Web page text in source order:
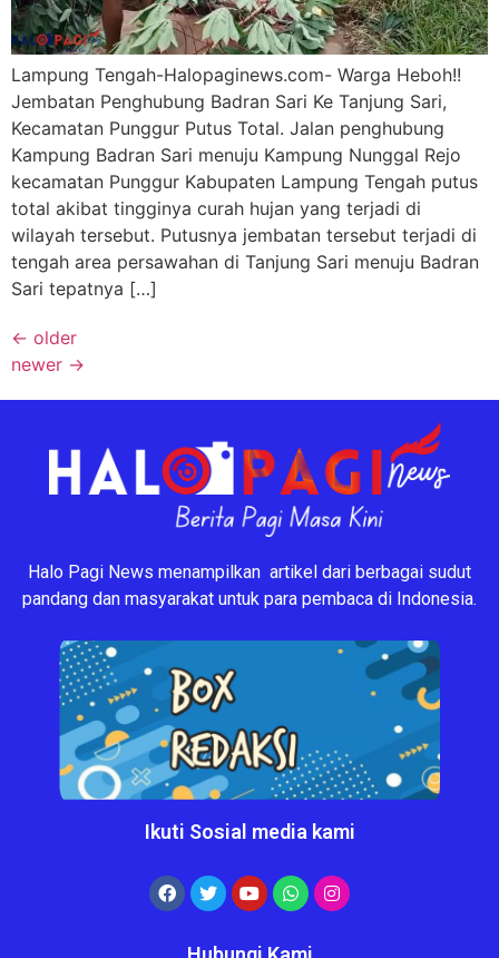
Lampung Tengah-Halopaginews.com- Warga Heboh!!
Jembatan Penghubung Badran Sari Ke Tanjung Sari,
Kecamatan Punggur Putus Total. Jalan penghubung
Kampung Badran Sari menuju Kampung Nunggal Rejo
kecamatan Punggur Kabupaten Lampung Tengah putus
total akibat tingginya curah hujan yang terjadi di
wilayah tersebut. Putusnya jembatan tersebut terjadi di
tengah area persawahan di Tanjung Sari menuju Badran
Sari tepatnya […]
← older
newer →
Halo Pagi News menampilkan artikel dari berbagai sudut
pandang dan masyarakat untuk para pembaca di Indonesia.
Ikuti Sosial media kami